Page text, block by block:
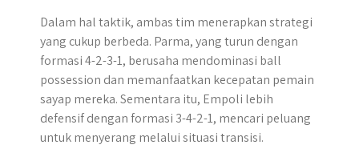
Dalam hal taktik, ambas tim menerapkan strategi
yang cukup berbeda. Parma, yang turun dengan
formasi 4-2-3-1, berusaha mendominasi ball
possession dan memanfaatkan kecepatan pemain
sayap mereka. Sementara itu, Empoli lebih
defensif dengan formasi 3-4-2-1, mencari peluang
untuk menyerang melalui situasi transisi.